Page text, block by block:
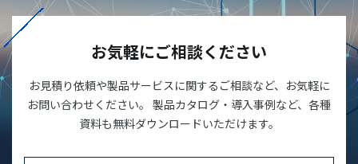
03-3588-0551
お問い合わせ
お気軽にご相談ください
お見積り依頼や製品サービスに関するご相談など、お気軽に
お問い合わせください。 製品カタログ・導入事例など、各種
資料も無料ダウンロードいただけます。